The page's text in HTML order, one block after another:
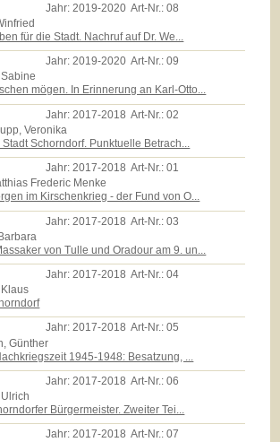
Jahr:2019-2020 Art-Nr.:08
für die Stadt. Nachruf auf Dr. We...
Jahr:2019-2020 Art-Nr.:09
mögen. In Erinnerung an Karl-Otto...
Jahr: 2017-2018 Art-Nr.:02
Veronika
Schorndorf. Punktuelle Betrach...
Jahr:2017-2018 Art-Nr.:01
Frederic Menke
im Kirschenkrieg - der Fund von O...
Jahr: 2017-2018 Art-Nr.:03
von Tulle und Oradour am 9. un...
Jahr:2017-2018 Art-Nr.:04
Jahr:2017-2018 Art-Nr.:05
Günther
1945-1948: Besatzung, ...
Jahr:2017-2018 Art-Nr.:06
Bürgermeister. Zweiter Tei...
Jahr:2017-2018 Art-Nr.:07